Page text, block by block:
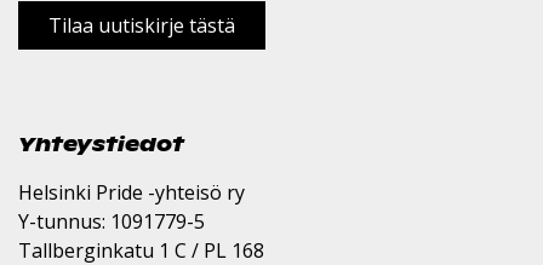
Tilaa uutiskirje tästä
Yhteystiedot
Helsinki Pride -yhteisö ry
Y-tunnus: 1091779-5
Tallberginkatu 1 C / PL 168